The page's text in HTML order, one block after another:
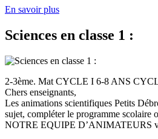
En savoir plus
Sciences en classe 1 :
2-3ème. Mat CYCLE I 6-8 ANS
Chers enseignants,
Les animations scientifiques Petits
sujet, compléter le programme scolaire
NOTRE EQUIPE D’ANIMATEURS